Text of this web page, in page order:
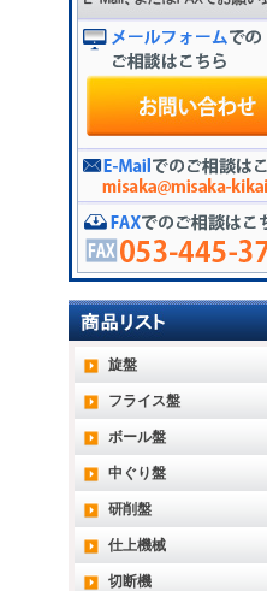
旋盤
フライス盤
ボール盤
中ぐり盤
研削盤
仕上機械
切断機